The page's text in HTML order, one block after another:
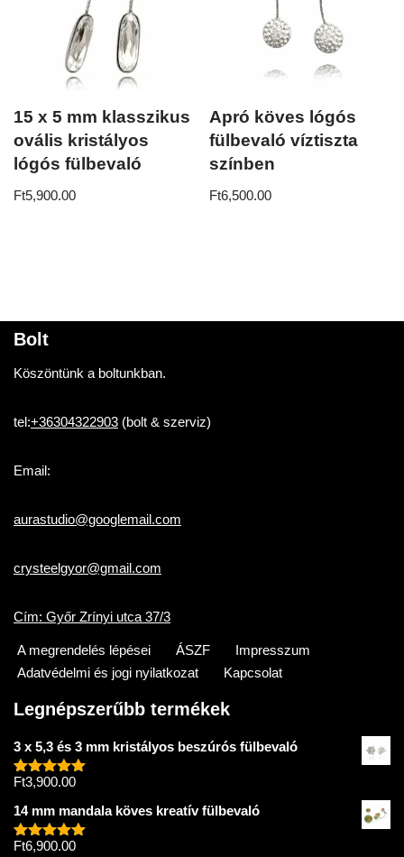
15 x 5 mm klasszikus
ovális kristályos
lógós fülbevaló
Ft5,900.00
Apró köves lógós
fülbevaló víztiszta
színben
Ft6,500.00
Bolt
Köszöntünk a boltunkban.
tel:+36304322903 (bolt & szerviz)
Email:
aurastudio@googlemail.com
crysteelgyor@gmail.com
Cím: Győr Zrínyi utca 37/3
A megrendelés lépései ÁSZF
Impresszum
Adatvédelmi és jogi nyilatkozat
Kapcsolat
Legnépszerűbb termékek
3 x 5,3 és 3 mm kristályos beszúrós fülbevaló
Értékelés:
Ft3,900.00
14 mm mandala köves kreatív fülbevaló
Értékelés:
Ft6,900.00